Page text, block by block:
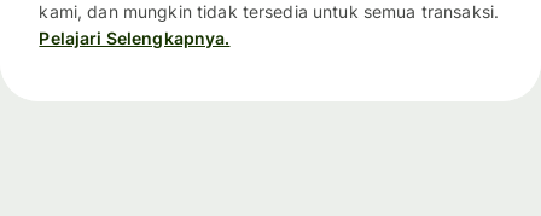
kami, dan mungkin tidak tersedia untuk semua transaksi.
Pelajari Selengkapnya.